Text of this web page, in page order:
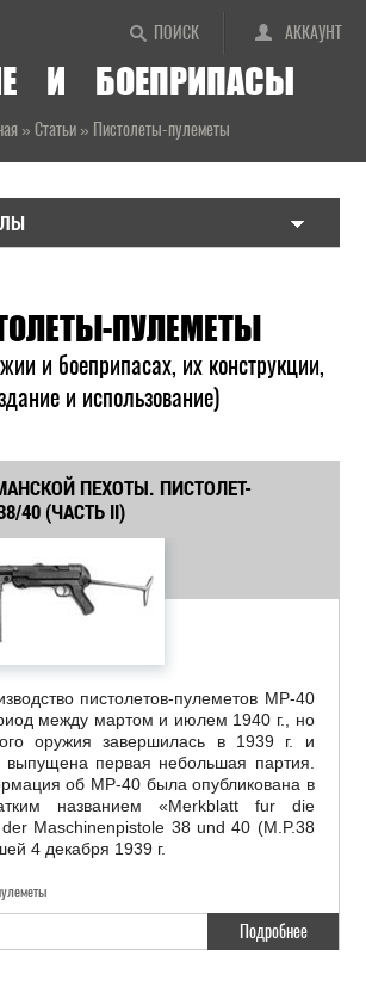
ПОИСК АККАУНТ
И БОЕПРИПАСЫ
» Статьи » Пистолеты-пулеметы
ПУЛЕМЕТЫ
и боеприпасах, их конструкции,
и использование)
ПЕХОТЫ. ПИСТОЛЕТ-
40 (ЧАСТЬ II)
пистолетов-пулеметов МР-40
между мартом и июлем 1940 г., но
оружия завершилась в 1939 г. и
выпущена первая небольшая партия.
об МР-40 была опубликована в
названием «Merkblatt fur die
Maschinenpistole 38 und 40 (M.P.38
4 декабря 1939 г.
Подробнее